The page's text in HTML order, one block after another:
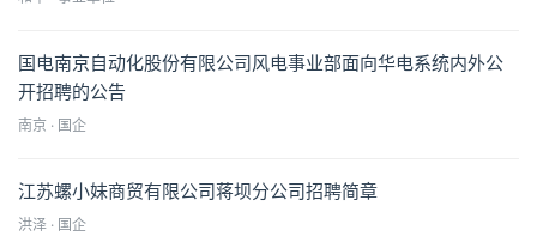
国电南京自动化股份有限公司风电事业部面向华电系统内外公
开招聘的公告
南京 · 国企
江苏螺小妹商贸有限公司蒋坝分公司招聘简章
洪泽 · 国企